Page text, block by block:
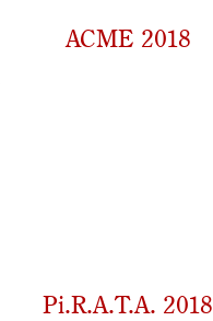
ACME 2018
Pi.R.A.T.A. 2018